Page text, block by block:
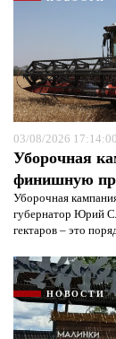
03/08/2026 17:14:00
Уборочная
финишную
Уборочная
губернатор Юрий
гектаров – это
НОВОСТИ